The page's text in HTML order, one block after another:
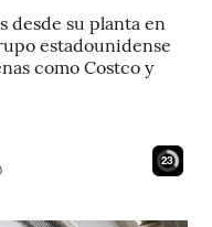
desde su planta en
estadounidense
como Costco y
22